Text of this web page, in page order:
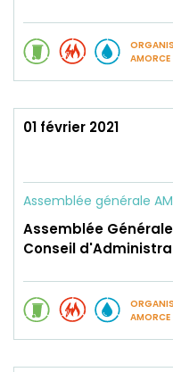
AMORCE
01 février 2021
Assemblée générale
Assemblée
Conseil
AMORCE